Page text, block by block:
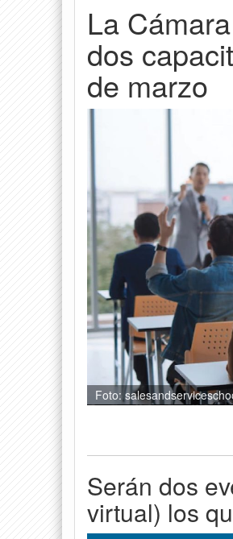
La
dos
de marzo
Foto:
Serán dos
virtual) los